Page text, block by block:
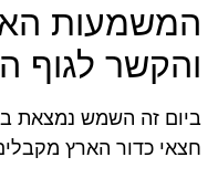
המשמעות
והקשר לגוף
ביום זה השמש נמצאת
חצאי כדור הארץ